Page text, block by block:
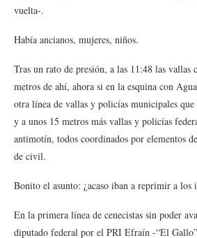
vuelta-.
Había ancianos, mujeres, niños.
Tras un rato de presión, a las 11:48 las vallas
metros de ahí, ahora si en la esquina con
otra línea de vallas y policías municipales
y a unos 15 metros más vallas y policías
antimotín, todos coordinados por elementos
de civil.
Bonito el asunto: ¿acaso iban a reprimir a los
En la primera línea de cenecistas sin poder
diputado federal por el PRI Efraín -“El